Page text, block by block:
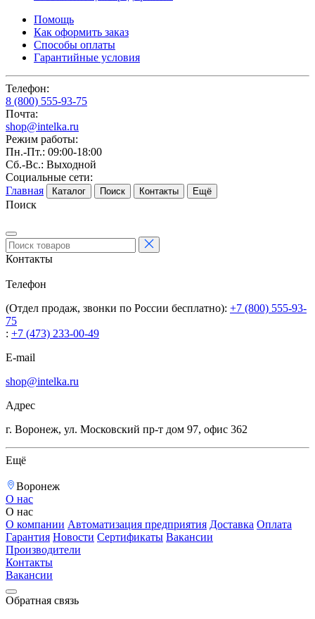
Помощь
Как оформить заказ
Способы оплаты
Гарантийные условия
Телефон:
8 (800) 555-93-75
Почта:
shop@intelka.ru
Режим работы:
Пн.-Пт.: 09:00-18:00
Сб.-Вс.: Выходной
Социальные сети:
Главная
Каталог Поиск Контакты Ещё
Поиск
Контакты
Телефон
(Отдел продаж, звонки по России бесплатно): +7 (800) 555-93-
75
: +7 (473) 233-00-49
E-mail
shop@intelka.ru
Адрес
г. Воронеж, ул. Московский пр-т дом 97, офис 362
Ещё
Воронеж
О нас
О нас
О компании Автоматизация предприятия Доставка Оплата
Гарантия Новости Сертификаты Вакансии
Производители
Контакты
Вакансии
Обратная связь